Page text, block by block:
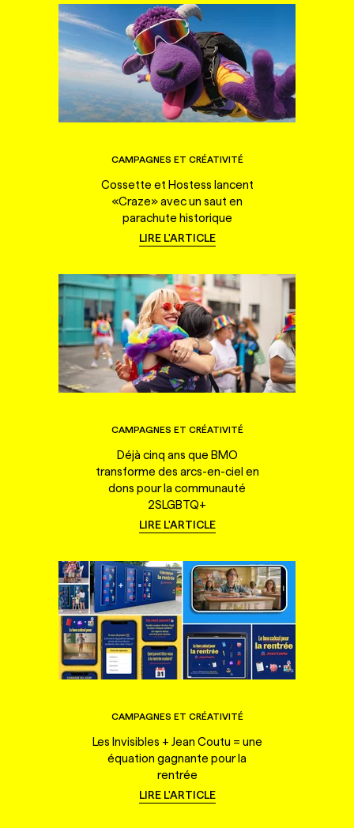
CAMPAGNES ET CRÉATIVITÉ
Cossette et Hostess lancent
«Craze» avec un saut en
parachute historique
LIRE L'ARTICLE
CAMPAGNES ET CRÉATIVITÉ
Déjà cinq ans que BMO
transforme des arcs-en-ciel en
dons pour la communauté
2SLGBTQ+
LIRE L'ARTICLE
CAMPAGNES ET CRÉATIVITÉ
Les Invisibles + Jean Coutu = une
équation gagnante pour la
rentrée
LIRE L'ARTICLE